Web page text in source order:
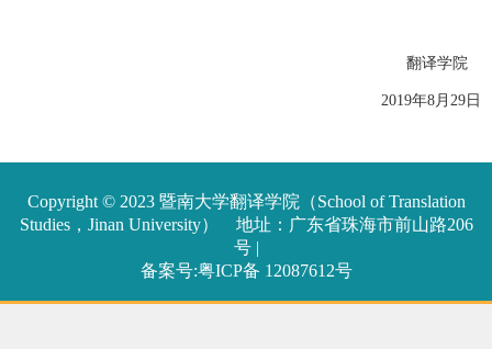
翻译学院
2019年8月29日
Copyright © 2023 暨南大学翻译学院（School of Translation
Studies，Jinan University） 地址：广东省珠海市前山路206
号 |
备案号:粤ICP备 12087612号